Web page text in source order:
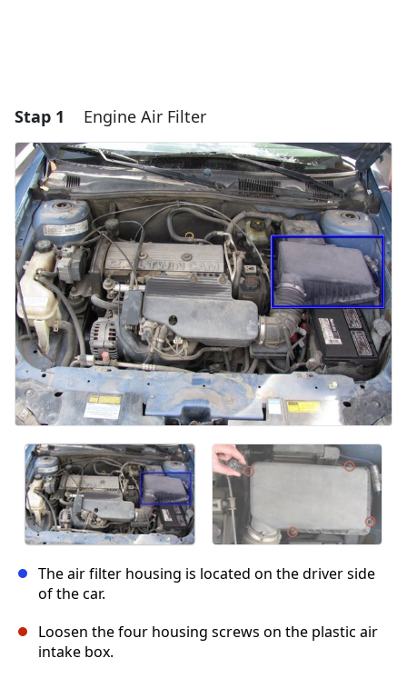
Stap 1 Engine Air Filter
The air filter housing is located on the driver side
of the car.
Loosen the four housing screws on the plastic air
intake box.